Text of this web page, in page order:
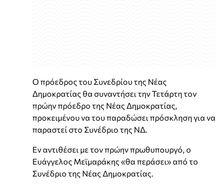
Ο πρόεδρος του Συνεδρίου της Νέας
Δημοκρατίας θα συναντήσει την Τετάρτη τον
πρώην πρόεδρο της Νέας Δημοκρατίας,
προκειμένου να του παραδώσει πρόσκληση για να
παραστεί στο Συνέδριο της ΝΔ.
Εν αντιθέσει με τον πρώην πρωθυπουργό, ο
Ευάγγελος Μεϊμαράκης «θα περάσει» από το
Συνέδριο της Νέας Δημοκρατίας.